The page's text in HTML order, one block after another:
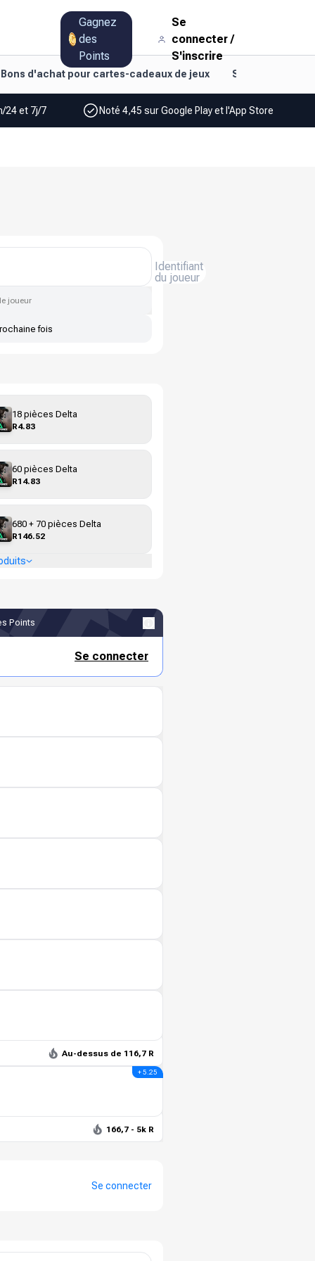
Gagnez
des
Points
Se
connecter/
S'inscrire
Bons d'achat pour cartes-cadeaux de jeux Style de vie et
24 et 7j/7 Noté 4,45 sur Google Play et l'App Store
Identifiant
du joueur
joueur
fois
18 pièces Delta
R4.83
60 pièces Delta
R14.83
680 + 70 pièces Delta
R146.52
Points
Se connecter
Au-dessus de 116,7 R
+ 5.25
166,7 - 5k R
Se connecter